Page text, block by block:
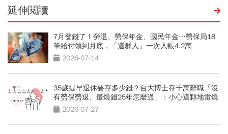
延伸閱讀
7月發錢了！勞退、勞保年金、國民年金…勞保局18
筆給付領到月底，「這群人」一次入帳4.2萬
2026-07-14
35歲提早退休要存多少錢？台大博士存千萬辭職「沒
有勞保勞退、最燒錢25年怎麼過」：小心這顆地雷燒
光存款
2026-07-27